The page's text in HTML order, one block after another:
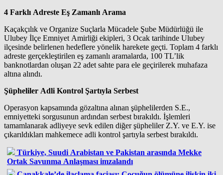
4 Farklı Adreste Eş Zamanlı Arama
Kaçakçılık ve Organize Suçlarla Mücadele Şube Müdürlüğü ile
Ulubey İlçe Emniyet Amirliği ekipleri, 3 Ocak tarihinde Ulubey
ilçesinde belirlenen hedeflere yönelik harekete geçti. Toplam 4 farklı
adreste gerçekleştirilen eş zamanlı aramalarda, 100 TL’lik
banknotlardan oluşan 22 adet sahte para ele geçirilerek muhafaza
altına alındı.
Şüpheliler Adli Kontrol Şartıyla Serbest
Operasyon kapsamında gözaltına alınan şüphelilerden S.E.,
emniyetteki sorgusunun ardından serbest bırakıldı. İşlemleri
tamamlanarak adliyeye sevk edilen diğer şüpheliler Z.Y. ve E.Y. ise
çıkarıldıkları mahkemece adli kontrol şartıyla serbest bırakıldı.
Türkiye, Suudi Arabistan ve Pakistan arasında Mekke
Ortak Savunma Anlaşması imzalandı